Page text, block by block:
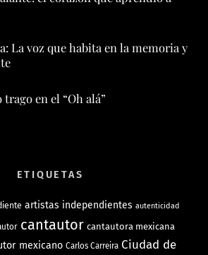
La voz que habita en la memoria y
en el “Oh alá”
ETIQUETAS
artistas independientes autenticidad
cantautor cantautora mexicana
mexicano Carlos Carreira Ciudad de